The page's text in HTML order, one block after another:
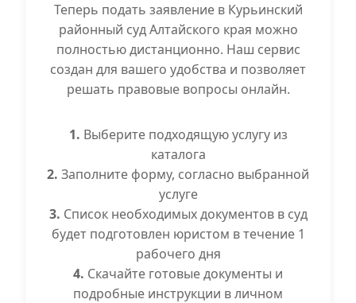
Теперь подать заявление в Курьинский
районный суд Алтайского края можно
полностью дистанционно. Наш сервис
создан для вашего удобства и позволяет
решать правовые вопросы онлайн.
1. Выберите подходящую услугу из
каталога
2. Заполните форму, согласно выбранной
услуге
3. Список необходимых документов в суд
будет подготовлен юристом в течение 1
рабочего дня
4. Скачайте готовые документы и
подробные инструкции в личном